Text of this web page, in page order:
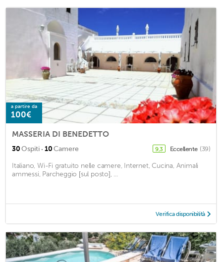
a partire da
100€
MASSERIA DI BENEDETTO
30Ospiti · 10Camere 9,3 Eccellente (39)
Italiano, Wi-Fi gratuito nelle camere, Internet, Cucina, Animali
ammessi, Parcheggio [sul posto], ...
Verifica disponibilità